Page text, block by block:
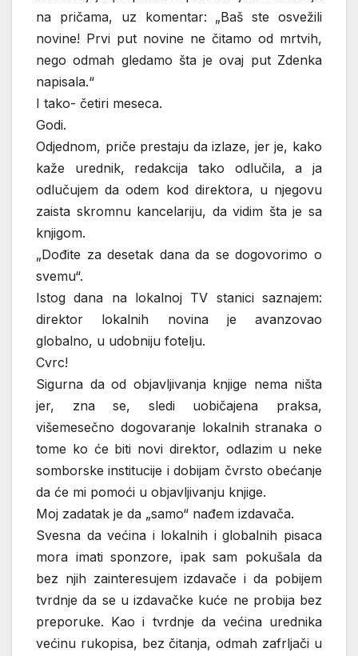
na pričama, uz komentar: „Baš ste osvežili
novine! Prvi put novine ne čitamo od mrtvih,
nego odmah gledamo šta je ovaj put Zdenka
napisala.“
I tako- četiri meseca.
Godi.
Odjednom, priče prestaju da izlaze, jer je, kako
kaže urednik, redakcija tako odlučila, a ja
odlučujem da odem kod direktora, u njegovu
zaista skromnu kancelariju, da vidim šta je sa
knjigom.
„Dođite za desetak dana da se dogovorimo o
svemu“.
Istog dana na lokalnoj TV stanici saznajem:
direktor lokalnih novina je avanzovao
globalno, u udobniju fotelju.
Cvrc!
Sigurna da od objavljivanja knjige nema ništa
jer, zna se, sledi uobičajena praksa,
višemesečno dogovaranje lokalnih stranaka o
tome ko će biti novi direktor, odlazim u neke
somborske institucije i dobijam čvrsto obećanje
da će mi pomoći u objavljivanju knjige.
Moj zadatak je da „samo“ nađem izdavača.
Svesna da većina i lokalnih i globalnih pisaca
mora imati sponzore, ipak sam pokušala da
bez njih zainteresujem izdavače i da pobijem
tvrdnje da se u izdavačke kuće ne probija bez
preporuke. Kao i tvrdnje da većina urednika
većinu rukopisa, bez čitanja, odmah zafrljači u